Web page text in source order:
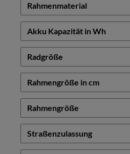
Rahmenmaterial
Akku Kapazität in Wh
Radgröße
Rahmengröße in cm
Rahmengröße
Straßenzulassung